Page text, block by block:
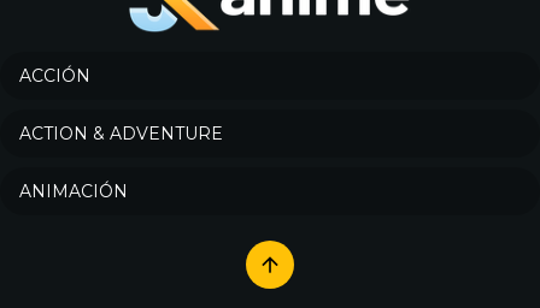
Josei
Música
Romance
ACCIÓN
ACTION & ADVENTURE
ANIMACIÓN